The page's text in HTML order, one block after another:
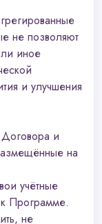
не позволяют
иное
и улучшения
и
на
учётные
Программе.
не